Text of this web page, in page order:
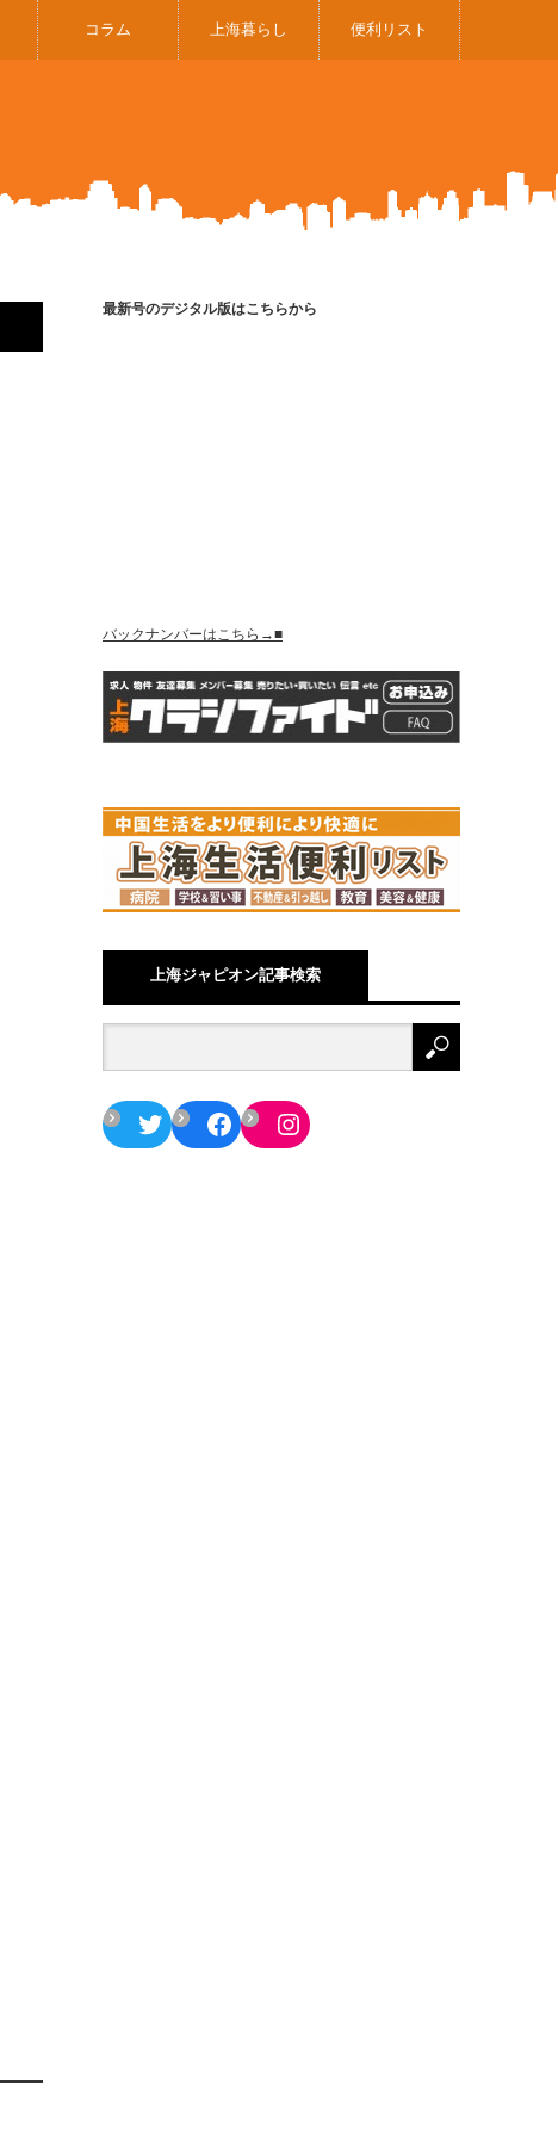
コラム 上海暮らし 便利リスト
最新号のデジタル版はこちらから
バックナンバーはこちら→■
上海ジャピオン記事検索
TwitterFacebookInstagram